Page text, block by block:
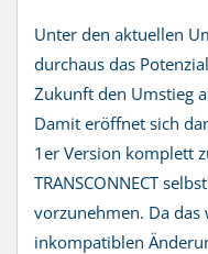
Unter den aktuellen
durchaus das
Zukunft den Umstieg
Damit eröffnet sich
1er Version komplett
TRANSCONNECT
vorzunehmen. Da das
inkompatiblen